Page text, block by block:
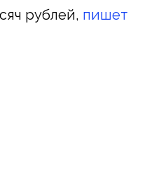
рублей, пишет